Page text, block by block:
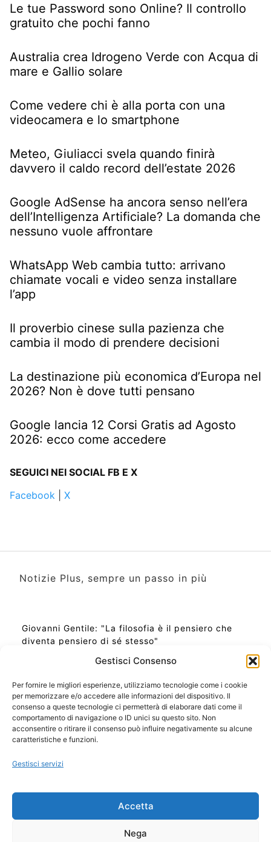
Gestisci Consenso
Per fornire le migliori esperienze, utilizziamo tecnologie come i cookie
per memorizzare e/o accedere alle informazioni del dispositivo. Il
consenso a queste tecnologie ci permetterà di elaborare dati come il
comportamento di navigazione o ID unici su questo sito. Non
acconsentire o ritirare il consenso può influire negativamente su alcune
caratteristiche e funzioni.
Gestisci servizi
Accetta
Nega
Le tue Password sono Online? Il controllo
gratuito che pochi fanno
Australia crea Idrogeno Verde con Acqua di
mare e Gallio solare
Come vedere chi è alla porta con una
videocamera e lo smartphone
Meteo, Giuliacci svela quando finirà
davvero il caldo record dell’estate 2026
Google AdSense ha ancora senso nell’era
dell’Intelligenza Artificiale? La domanda che
nessuno vuole affrontare
WhatsApp Web cambia tutto: arrivano
chiamate vocali e video senza installare
l’app
Il proverbio cinese sulla pazienza che
cambia il modo di prendere decisioni
La destinazione più economica d’Europa nel
2026? Non è dove tutti pensano
Google lancia 12 Corsi Gratis ad Agosto
2026: ecco come accedere
SEGUICI NEI SOCIAL FB E X
Facebook
X
Notizie Plus, sempre un passo in più
Giovanni Gentile: "La filosofia è il pensiero che
diventa pensiero di sé stesso"
Ora Esatta in Italia in questo momento
Ti Senti Strano Ultimamente? Potrebbe Essere per
la Risonanza di Schumann
Come Sapere Se Stai Ascendendo alla Quinta
Copyright 2026 NotiziePlus.com